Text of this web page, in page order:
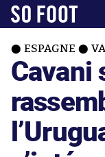
ESPAGNE
Cavani